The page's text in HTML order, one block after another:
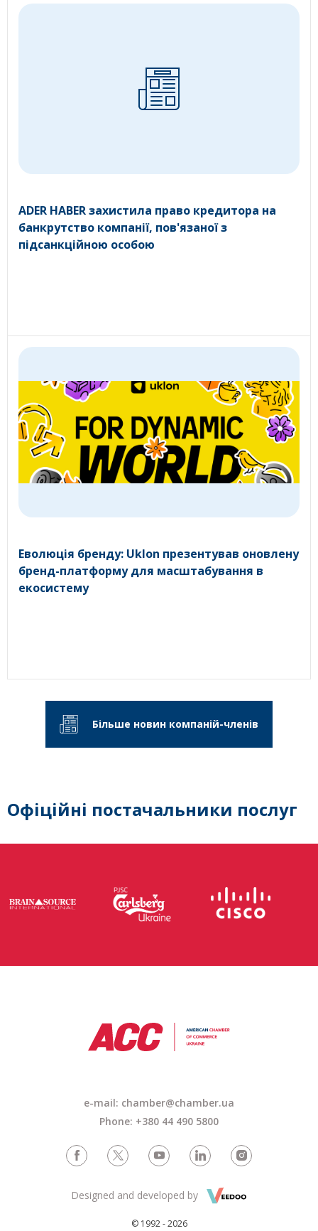
ADER HABER захистила право кредитора на
банкрутство компанії, пов'язаної з
підсанкційною особою
Еволюція бренду: Uklon презентував оновлену
бренд-платформу для масштабування в
екосистему
Більше новин компаній-членів
Офіційні постачальники послуг
e-mail: chamber@chamber.ua
Phone: +380 44 490 5800
© 1992 - 2026
Designed and developed by